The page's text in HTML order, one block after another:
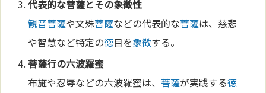
代表的な菩薩とその象徴性
観音菩薩や文殊菩薩などの代表的な菩薩は、慈悲
や智慧など特定の徳目を象徴する。
菩薩行の六波羅蜜
布施や忍辱などの六波羅蜜は、菩薩が実践する徳